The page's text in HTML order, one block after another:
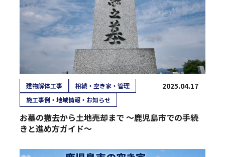
建物解体工事
相続・空き家・管理
施工事例・地域情報・お知らせ
2025.04.17
お墓の撤去から土地売却まで ～鹿児島市での手続
きと進め方ガイド～